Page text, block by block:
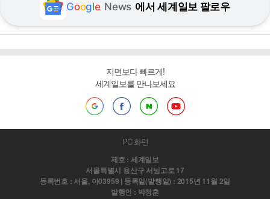
Google News 에서 세계일보 팔로우
지면보다 빠르게!
세계일보를 만나보세요
PC 화면
제호 : 세계일보
서울특별시 용산구 서빙고로 17
등록번호 : 서울, 아03959 | 등록일(발행일) : 2015년 11월 2일
발행인 : 박정훈